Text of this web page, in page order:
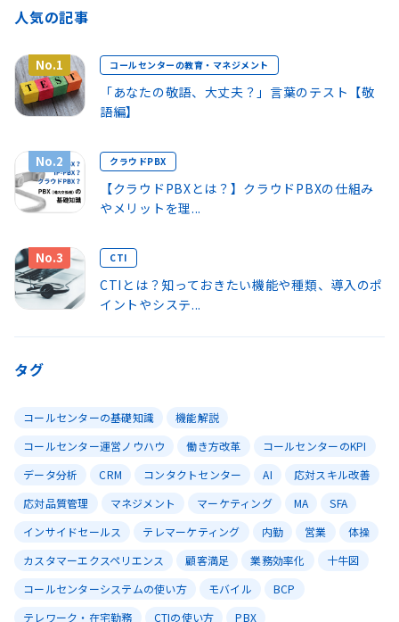
人気の記事
No.1 コールセンターの教育・マネジメント
「あなたの敬語、大丈夫？」言葉のテスト【敬
語編】
No.2 クラウドPBX
【クラウドPBXとは？】クラウドPBXの仕組み
やメリットを理...
No.3 CTI
CTIとは？知っておきたい機能や種類、導入のポ
イントやシステ...
タグ
コールセンターの基礎知識
機能解説
コールセンター運営ノウハウ
働き方改革
コールセンターのKPI
データ分析
CRM コンタクトセンター AI
応対スキル改善
応対品質管理
マネジメント マーケティング MA
SFA
インサイドセールス
テレマーケティング 内勤 営業
体操
カスタマーエクスペリエンス
顧客満足 業務効率化
十牛図
コールセンターシステムの使い方
モバイル
BCP
テレワーク・在宅勤務
CTIの使い方 PBX